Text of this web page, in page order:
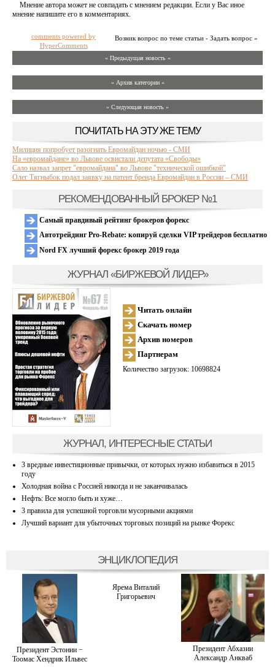
Мнение автора может не совпадать с мнением редакции. Если у Вас иное
мнение напишите его в комментариях.
Возник вопрос по теме статьи - Задать вопрос »
comments powered by
HyperComments
« Предыдущая новость «
» Архив категории «
» Следующая новость »
ПОЧИТАТЬ НА ЭТУ ЖЕ ТЕМУ
Милиция попробует разогнать Евромайдан ночью - СМИ
На «евромайдане» во Львове освистали депутата «Свободы»
Сало назвал запрет "евромайдана" во Львове "технической ошибкой"
Олег Тягныбок подал заявку на патент бренда Евромайдан в России – СМИ
РЕКОМЕНДОВАННЫЙ БРОКЕР №1
Самый правдивый рейтинг брокеров форекс
Автотрейдинг Pro-Rebate: копируй сделки VIP трейдеров бесплатно
Nord FX лучший форекс брокер 2019 года
ЖУРНАЛ «БИРЖЕВОЙ ЛИДЕР»
Читать онлайн
Скачать номер
Архив номеров
Партнерам
Количество загрузок: 10698824
ЖУРНАЛ, ИНТЕРЕСНЫЕ СТАТЬИ
3 вредные инвестиционные привычки, от которых нужно избавиться в 2015
году
Холодная война с Россией никогда и не заканчивалась
Нефть: Все могло быть и хуже…
3 правила для успешной торговли мусорными акциями
Лучший вариант для убыточных торговых позиций на рынке Форекс
ЭНЦИКЛОПЕДИЯ
Президент Эстонии −
Тоомас Хендрик Ильвес
Ярема Виталий
Григорьевич
Президент Абхазии
Александр Анкваб